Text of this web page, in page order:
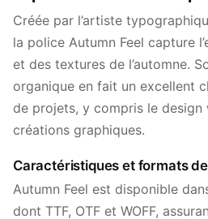
Créée par l’artiste
la police Autumn Feel capture
et des textures de l’automne.
organique en fait un excellent
de projets, y compris le design
créations graphiques.
Caractéristiques et formats
Autumn Feel est disponible
dont TTF, OTF et WOFF,